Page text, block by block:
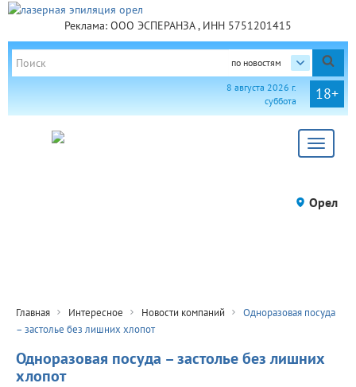
Реклама: ООО ЭСПЕРАНЗА , ИНН 5751201415
по новостям
18+
8 августа 2026 г.
суббота
Toggle
Орел
Главная Интересное Новости компаний
Одноразовая посуда
– застолье без лишних хлопот
Одноразовая посуда – застолье без лишних
хлопот